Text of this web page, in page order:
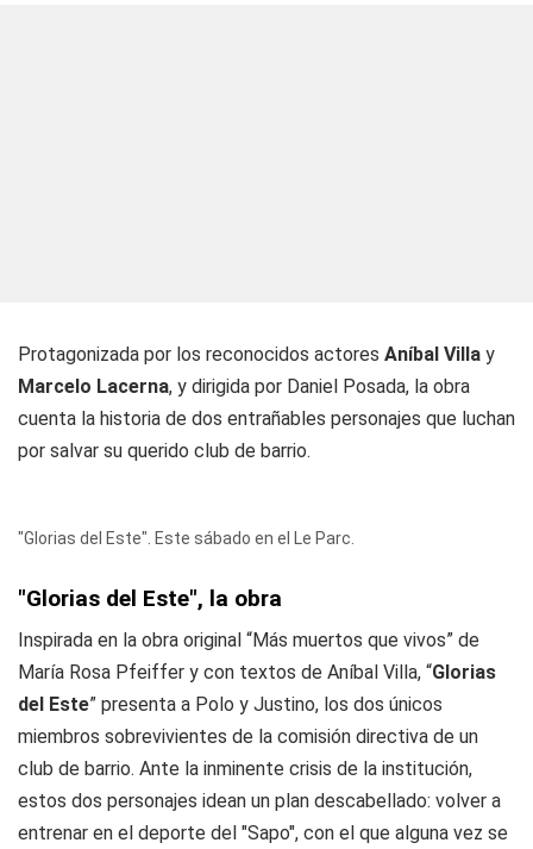
Protagonizada por los reconocidos actores Aníbal Villa y
Marcelo Lacerna, y dirigida por Daniel Posada, la obra
cuenta la historia de dos entrañables personajes que luchan
por salvar su querido club de barrio.
"Glorias del Este". Este sábado en el Le Parc.
"Glorias del Este", la obra
Inspirada en la obra original “Más muertos que vivos” de
María Rosa Pfeiffer y con textos de Aníbal Villa, “Glorias
del Este” presenta a Polo y Justino, los dos únicos
miembros sobrevivientes de la comisión directiva de un
club de barrio. Ante la inminente crisis de la institución,
estos dos personajes idean un plan descabellado: volver a
entrenar en el deporte del "Sapo", con el que alguna vez se